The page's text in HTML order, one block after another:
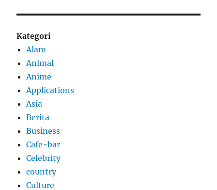
Kategori
Alam
Animal
Anime
Applications
Asia
Berita
Business
Cafe-bar
Celebrity
country
Culture